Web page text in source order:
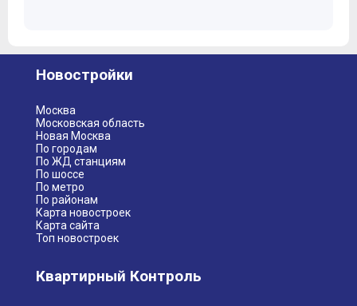
Новостройки
Москва
Московская область
Новая Москва
По городам
По ЖД станциям
По шоссе
По метро
По районам
Карта новостроек
Карта сайта
Топ новостроек
Квартирный Контроль